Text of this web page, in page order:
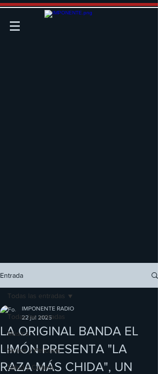
Entrada
Todas las entradas
Música
Series y Películas
Salud y Cultura
Todas las entradas
LA ORIGINAL BANDA EL
LIMÓN PRESENTA "LA
RAZA MÁS CHIDA", UN
IMPONENTE RADIO
22 jul 2025